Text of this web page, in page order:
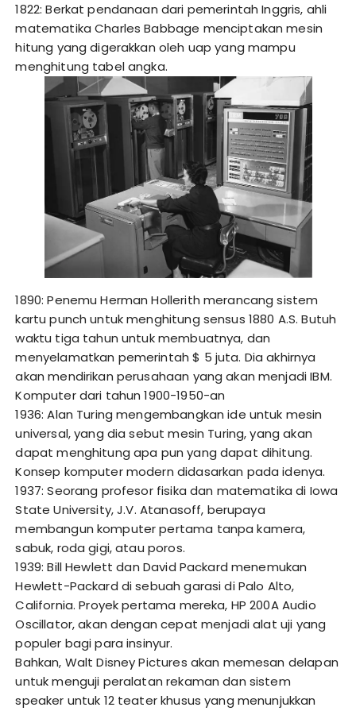
1822: Berkat pendanaan dari pemerintah Inggris, ahli
matematika Charles Babbage menciptakan mesin
hitung yang digerakkan oleh uap yang mampu
menghitung tabel angka.
1890: Penemu Herman Hollerith merancang sistem
kartu punch untuk menghitung sensus 1880 A.S. Butuh
waktu tiga tahun untuk membuatnya, dan
menyelamatkan pemerintah $ 5 juta. Dia akhirnya
akan mendirikan perusahaan yang akan menjadi IBM.
Komputer dari tahun 1900-1950-an
1936: Alan Turing mengembangkan ide untuk mesin
universal, yang dia sebut mesin Turing, yang akan
dapat menghitung apa pun yang dapat dihitung.
Konsep komputer modern didasarkan pada idenya.
1937: Seorang profesor fisika dan matematika di Iowa
State University, J.V. Atanasoff, berupaya
membangun komputer pertama tanpa kamera,
sabuk, roda gigi, atau poros.
1939: Bill Hewlett dan David Packard menemukan
Hewlett-Packard di sebuah garasi di Palo Alto,
California. Proyek pertama mereka, HP 200A Audio
Oscillator, akan dengan cepat menjadi alat uji yang
populer bagi para insinyur.
Bahkan, Walt Disney Pictures akan memesan delapan
untuk menguji peralatan rekaman dan sistem
speaker untuk 12 teater khusus yang menunjukkan